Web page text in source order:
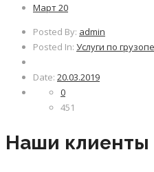
Март20
Posted By: admin
Posted In: Услуги по
Date: 20.03.2019
0
451
Наши клиенты